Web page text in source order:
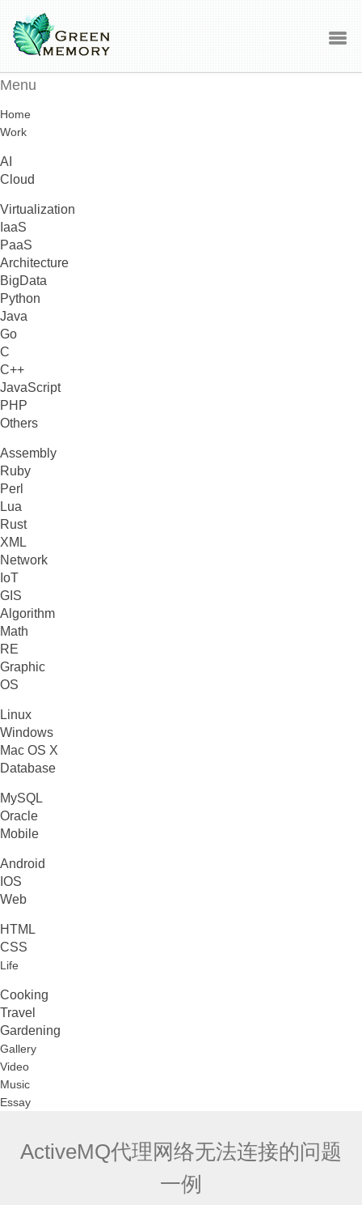
Menu
Home
Work
AI
Cloud
Virtualization
IaaS
PaaS
Architecture
BigData
Python
Java
Go
C
C++
JavaScript
PHP
Others
Assembly
Ruby
Perl
Lua
Rust
XML
Network
IoT
GIS
Algorithm
Math
RE
Graphic
OS
Linux
Windows
Mac OS X
Database
MySQL
Oracle
Mobile
Android
IOS
Web
HTML
CSS
Life
Cooking
Travel
Gardening
Gallery
Video
Music
Essay
ActiveMQ代理网络无法连接的问题
一例